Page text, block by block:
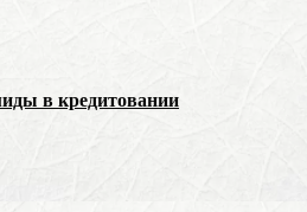
в кредитовании